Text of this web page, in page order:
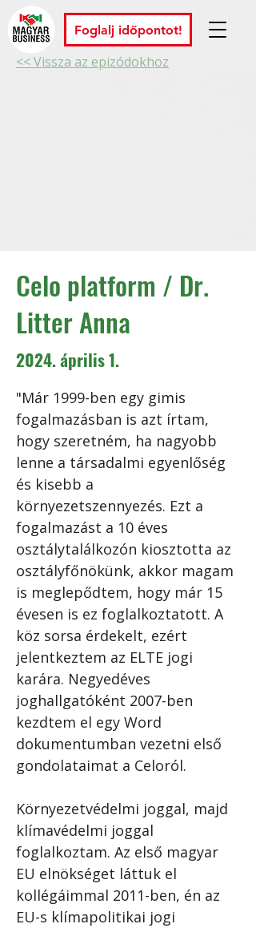
Foglalj időpontot!
<< Vissza az epizódokhoz
Celo platform / Dr.
Litter Anna
2024. április 1.
"Már 1999-ben egy gimis
fogalmazásban is azt írtam,
hogy szeretném, ha nagyobb
lenne a társadalmi egyenlőség
és kisebb a
környezetszennyezés. Ezt a
fogalmazást a 10 éves
osztálytalálkozón kiosztotta az
osztályfőnökünk, akkor magam
is meglepődtem, hogy már 15
évesen is ez foglalkoztatott. A
köz sorsa érdekelt, ezért
jelentkeztem az ELTE jogi
karára. Negyedéves
joghallgatóként 2007-ben
kezdtem el egy Word
dokumentumban vezetni első
gondolataimat a Celoról.
Környezetvédelmi joggal, majd
klímavédelmi joggal
foglalkoztam. Az első magyar
EU elnökséget láttuk el
kollégáimmal 2011-ben, én az
EU-s klímapolitikai jogi